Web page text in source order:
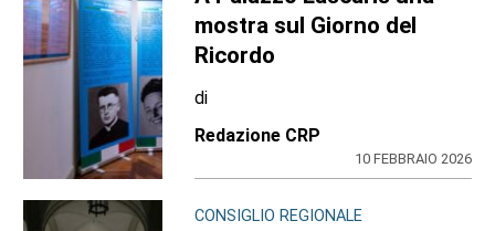
mostra sul Giorno del
Ricordo
di
Redazione CRP
10 FEBBRAIO 2026
CONSIGLIO REGIONALE